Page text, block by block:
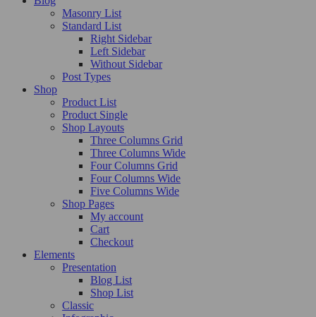
Masonry List
Standard List
Right Sidebar
Left Sidebar
Without Sidebar
Post Types
Shop
Product List
Product Single
Shop Layouts
Three Columns Grid
Three Columns Wide
Four Columns Grid
Four Columns Wide
Five Columns Wide
Shop Pages
My account
Cart
Checkout
Elements
Presentation
Blog List
Shop List
Classic